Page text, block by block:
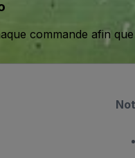
commande afin